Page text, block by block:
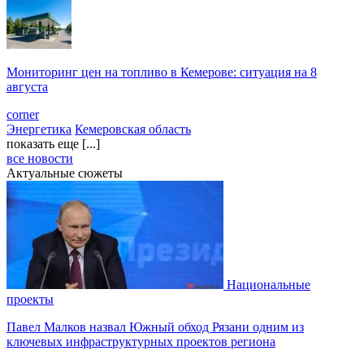
Мониторинг цен на топливо в Кемерове: ситуация на 8
августа
corner
Энергетика Кемеровская область
показать еще [...]
все новости
Актуальные сюжеты
Национальные
проекты
Павел Малков назвал Южный обход Рязани одним из
ключевых инфраструктурных проектов региона